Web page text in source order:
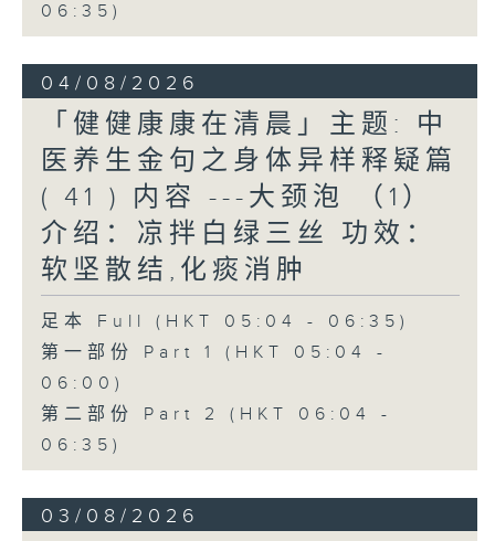
06:35)
04/08/2026
「健健康康在清晨」主题: 中
医养生金句之身体异样释疑篇
( 41 ) 内容 ---大颈泡 （1）
介绍：凉拌白绿三丝 功效：
软坚散结,化痰消肿
足本 Full (HKT 05:04 - 06:35)
第一部份 Part 1 (HKT 05:04 -
06:00)
第二部份 Part 2 (HKT 06:04 -
06:35)
03/08/2026